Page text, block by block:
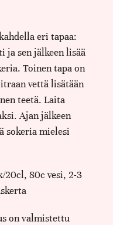
eri tapaa:
ja sen jälkeen lisää
Toinen tapa on
vettä lisätään
teetä. Laita
Ajan jälkeen
sokeria mielesi
20cl, 80c vesi, 2-3
on valmistettu